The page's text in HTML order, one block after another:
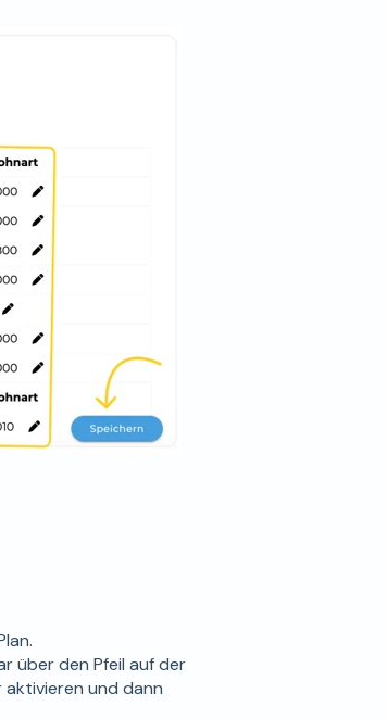
über den Pfeil auf der
und dann